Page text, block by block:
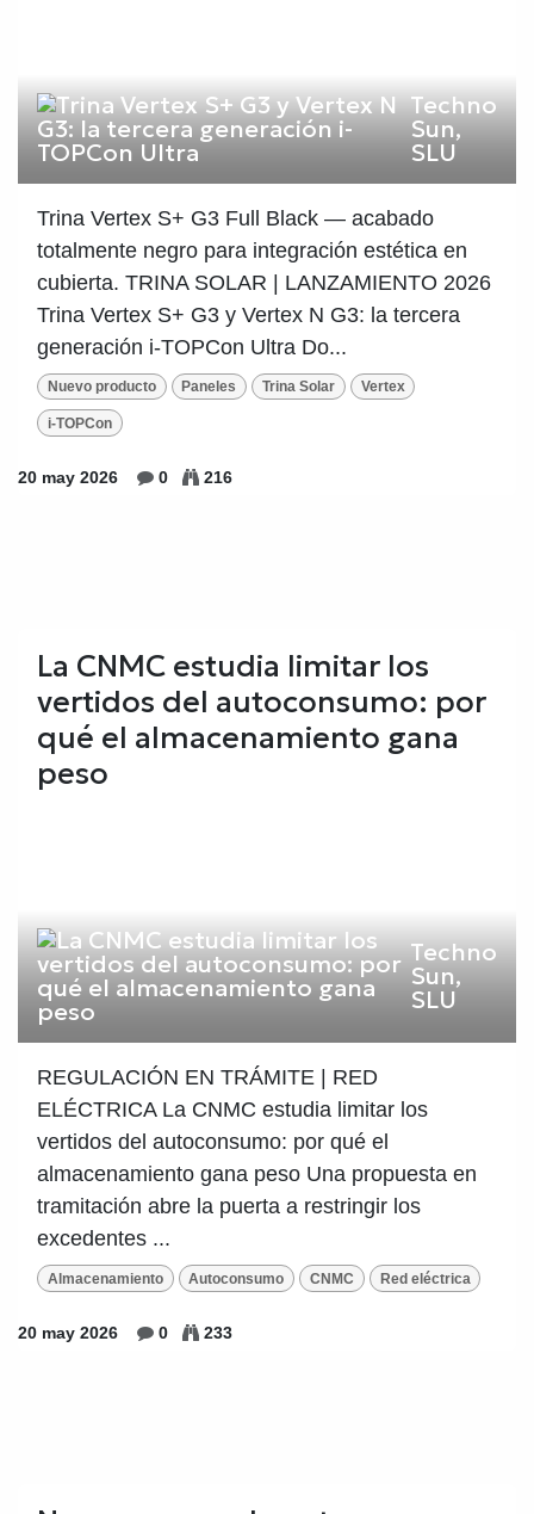
Techno
Sun,
SLU
Trina Vertex S+ G3 Full Black — acabado
totalmente negro para integración estética en
cubierta. TRINA SOLAR | LANZAMIENTO 2026
Trina Vertex S+ G3 y Vertex N G3: la tercera
generación i-TOPCon Ultra Do...
Nuevo producto Paneles Trina Solar Vertex
i-TOPCon
20 may 2026 0 216
La CNMC estudia limitar los
vertidos del autoconsumo: por
qué el almacenamiento gana
peso
Techno
Sun,
SLU
REGULACIÓN EN TRÁMITE | RED
ELÉCTRICA La CNMC estudia limitar los
vertidos del autoconsumo: por qué el
almacenamiento gana peso Una propuesta en
tramitación abre la puerta a restringir los
excedentes ...
Almacenamiento Autoconsumo CNMC Red eléctrica
20 may 2026 0 233